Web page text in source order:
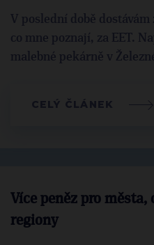
V poslední době dostávám
co mne poznají, za EET.
malebné pekárně v
CELÝ ČLÁNEK
Více peněz pro města,
regiony